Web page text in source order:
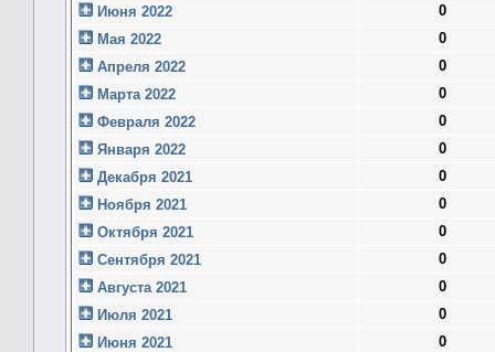
Июня 2022
0
Мая 2022
0
Апреля 2022
0
Марта 2022
0
Февраля 2022
0
Января 2022
0
Декабря 2021
0
Ноября 2021
0
Октября 2021
0
Сентября 2021
0
Августа 2021
0
Июля 2021
0
Июня 2021
0